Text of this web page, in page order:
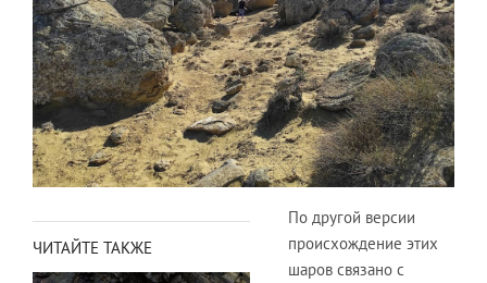
ЧИТАЙТЕ ТАКЖЕ
По другой версии
происхождение этих
шаров связано с